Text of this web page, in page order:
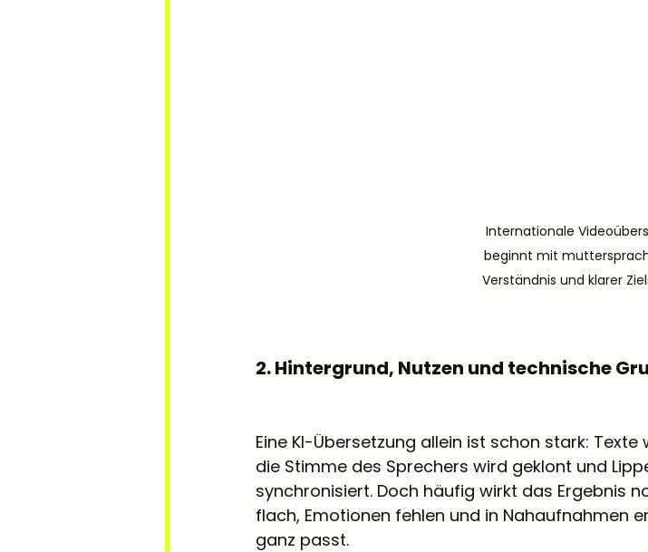
Internationale
beginnt mit
Verständnis und klarer
2. Hintergrund, Nutzen und technische
Eine KI-Übersetzung allein ist schon stark:
die Stimme des Sprechers wird geklont und
synchronisiert. Doch häufig wirkt das Ergebnis
flach, Emotionen fehlen und in Nahaufnahmen
ganz passt.